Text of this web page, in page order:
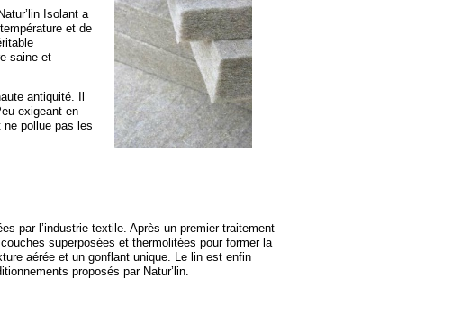
Isolant a
et de
saine et
antiquité. Il
exigeant en
ne pollue pas les
par l’industrie textile. Après un premier traitement
superposées et thermolitées pour former la
aérée et un gonflant unique. Le lin est enfin
proposés par Natur’lin.